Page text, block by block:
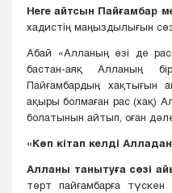
Неге айтсын Пайғамбар
хадистің маңыздылығын
Абай «Алланың өзі де
бастан-аяқ Алланың
Пайғамбардың хақтығын
ақыры болмаған рас (хақ)
болатынын айтып, оған
«Көп кітап келді
Алланы танытуға сөзі
төрт пайғамбарға